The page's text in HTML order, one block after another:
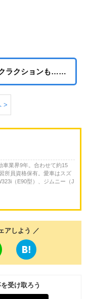
ラクションも……
>
車業界9年。合わせて約15
所員資格保有。愛車はスズ
（E90型）、ジムニー（J
アしよう ／
受け取ろう